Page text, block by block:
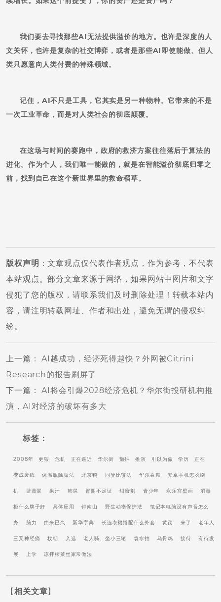
我们要去寻找那些AI无法提供溢价的地方。也许是深度的人
文关怀，也许是复杂的社交博弈，或者是那些AI即使能做、但人
类只愿意向人类付费的特殊领域。
记住，AI不只是工具，它其实是另一种物种。它带来的不是
一次工业革命，而是对人类社会的彻底颠覆。
在这场与时间的赛跑中，政府的救济方案往往落后于算法的
进化。作为个人，我们唯一能做的，就是在智能溢价彻底归零之
前，找到自己在这个新世界里的救命稻草。
版权声明 ：文章观点仅代表作者观点，作为参考，不代表
本站观点。部分文章来源于网络，如果网站中图片和文字
侵犯了您的版权，请联系我们及时删除处理！转载本站内
容，请注明转载网址、作者和出处，避免无谓的侵权纠
纷。
上一篇 ：AI越成功，经济死得越快？外网被Citrini
Research的报告刷屏了
下一篇 ：AI将会引爆2028经济危机？华尔街投研机构推
演，AI对经济的破坏有多大
标签：
2008年 更狠 危机 正在逼近 华尔街 颤抖 推演 引以为傲 学历 正在
变成废纸 保温瓶除垢法 北京鸭 同异比较法 华尔兹舞 安卓手机怎么刷
机 蓝翡翠 果汁 韩滉 胃阴不足证 甜蜜剂 青少年 永乐宫壁画 消毒
柜什么牌子好 具体应用 钟南山 野生动物保护法 笔记本电脑没有声音怎么
办 脑力 由来已久 新华字典 长连衣裙搭配什么外套 黄芪 来了 老年人
三叉神经痛 杖朝 入选 老人骑、坐小三轮 袁水拍 乌骨鸡 接待 有待发
展 上学 凉拌榨菜丝家常做法
【相关文章】